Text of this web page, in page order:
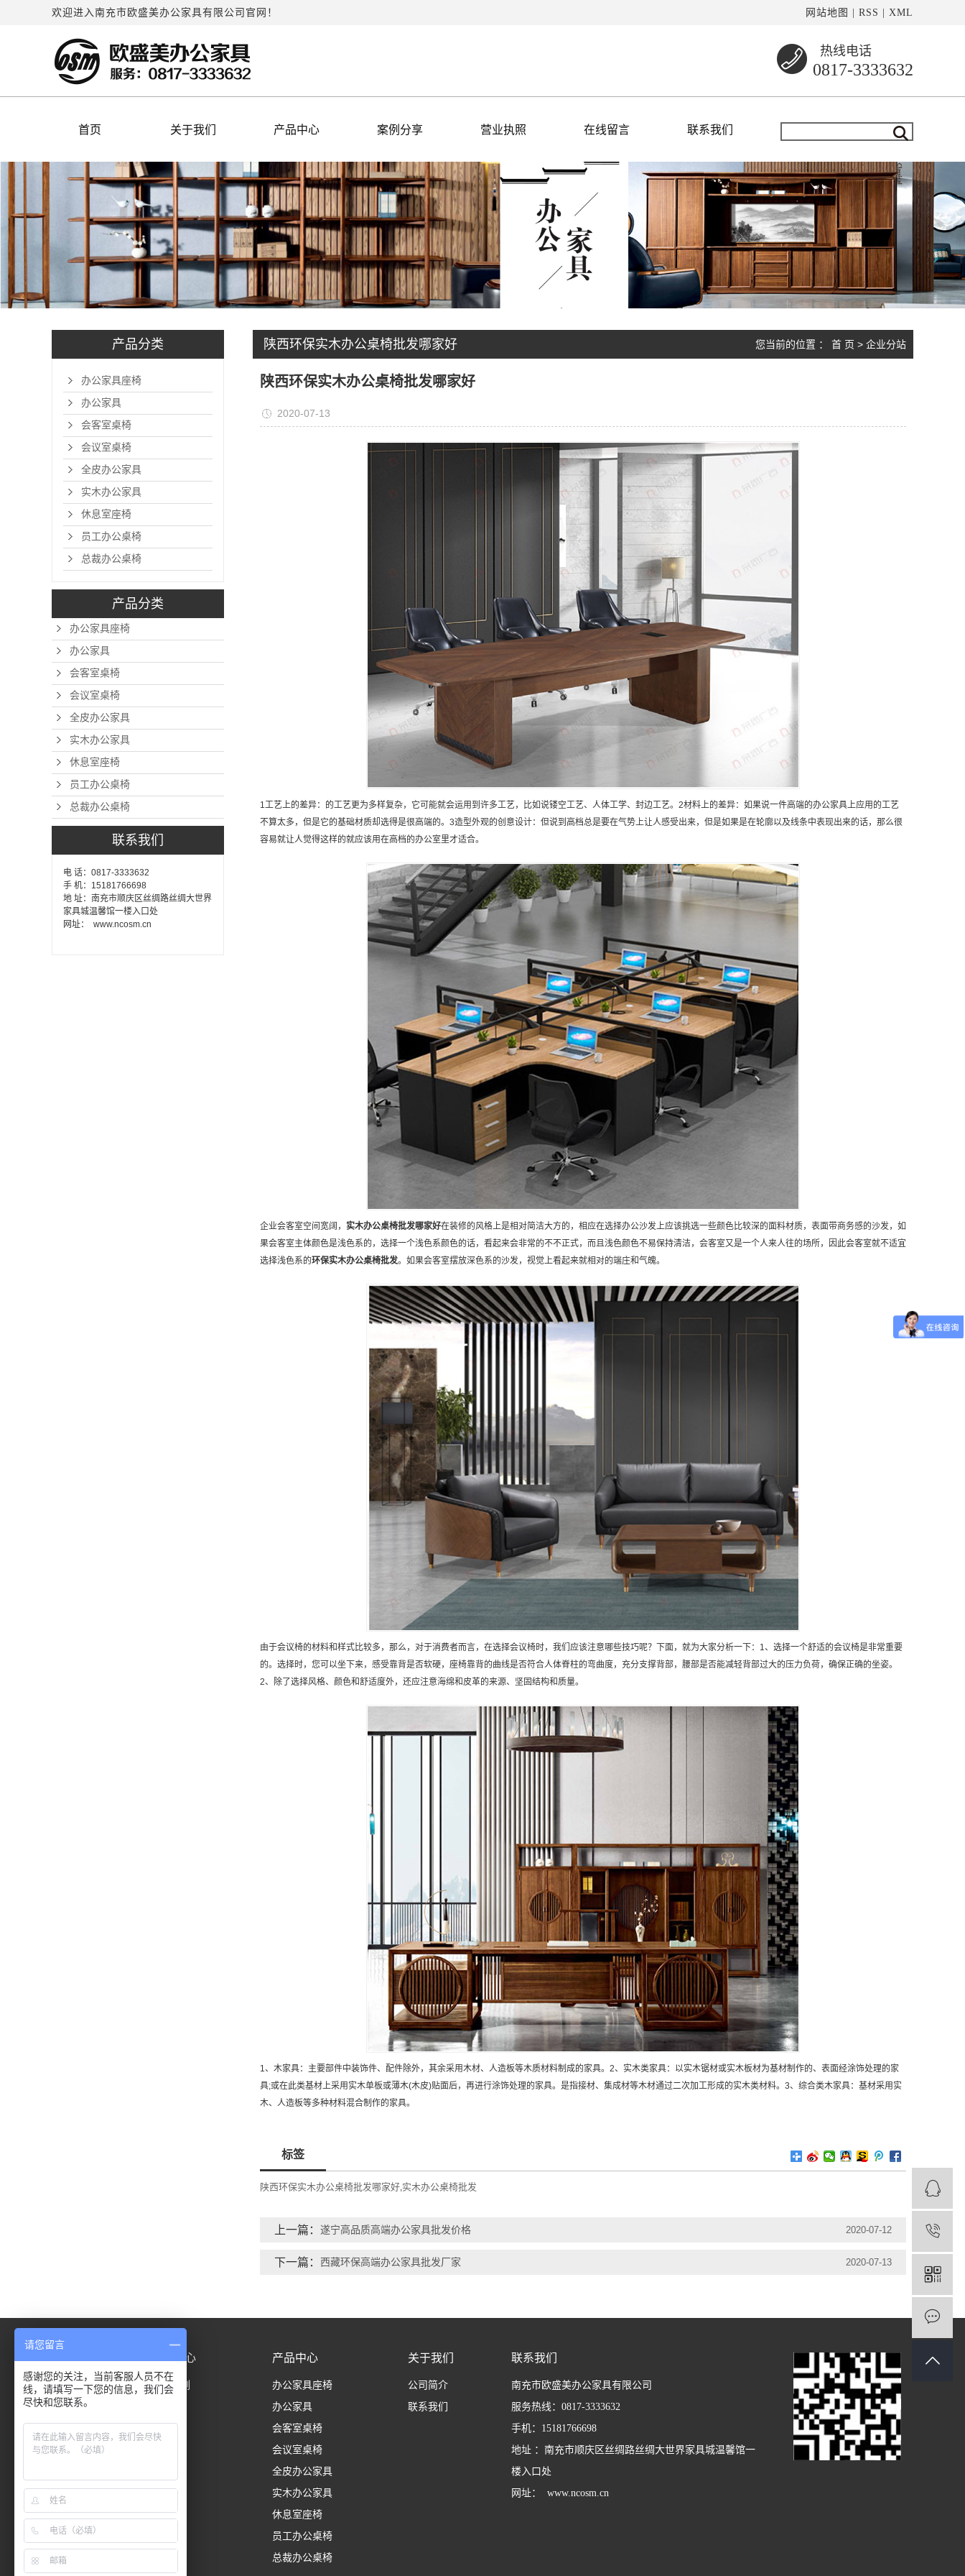
欢迎进入南充市欧盛美办公家具有限公司官网！ 网站地图 RSS XML
热线电话
0817-3333632
首页 关于我们 产品中心 案例分享 营业执照 在线留言 联系我们
产品分类
办公家具座椅
办公家具
会客室桌椅
会议室桌椅
全皮办公家具
实木办公家具
休息室座椅
员工办公桌椅
总裁办公桌椅
产品分类
办公家具座椅
办公家具
会客室桌椅
会议室桌椅
全皮办公家具
实木办公家具
休息室座椅
员工办公桌椅
总裁办公桌椅
联系我们
电 话：0817-3333632
手 机：15181766698
地 址：南充市顺庆区丝绸路丝绸大世界
家具城温馨馆一楼入口处
网址： www.ncosm.cn
陕西环保实木办公桌椅批发哪家好 您当前的位置 ： 首 页 > 企业分站
陕西环保实木办公桌椅批发哪家好
2020-07-13
1工艺上的差异：的工艺更为多样复杂，它可能就会运用到许多工艺，比如说镂空工艺、人体工学、封边工艺。2材料上的差异：如果说一件高端的办公家具上应用的工艺
不算太多，但是它的基础材质却选得是很高端的。3造型外观的创意设计：但说到高档总是要在气势上让人感受出来，但是如果是在轮廓以及线条中表现出来的话，那么很
容易就让人觉得这样的就应该用在高档的办公室里才适合。
企业会客室空间宽阔， 实木办公桌椅批发哪家好在装修的风格上是相对简洁大方的，相应在选择办公沙发上应该挑选一些颜色比较深的面料材质，表面带商务感的沙发，如
果会客室主体颜色是浅色系的，选择一个浅色系颜色的话，看起来会非常的不不正式，而且浅色颜色不易保持清洁，会客室又是一个人来人往的场所，因此会客室就不适宜
选择浅色系的环保实木办公桌椅批发。如果会客室摆放深色系的沙发，视觉上看起来就相对的端庄和气魄。
由于会议椅的材料和样式比较多，那么，对于消费者而言，在选择会议椅时，我们应该注意哪些技巧呢？下面，就为大家分析一下：1、选择一个舒适的会议椅是非常重要
的。选择时，您可以坐下来，感受靠背是否软硬，座椅靠背的曲线是否符合人体脊柱的弯曲度，充分支撑背部，腰部是否能减轻背部过大的压力负荷，确保正确的坐姿。
2、除了选择风格、颜色和舒适度外，还应注意海绵和皮革的来源、坚固结构和质量。
1、木家具：主要部件中装饰件、配件除外，其余采用木材、人造板等木质材料制成的家具。2、实木类家具：以实木锯材或实木板材为基材制作的、表面经涂饰处理的家
具;或在此类基材上采用实木单板或薄木(木皮)贴面后，再进行涂饰处理的家具。是指接材、集成材等木材通过二次加工形成的实木类材料。3、综合类木家具：基材采用实
木、人造板等多种材料混合制作的家具。
标签
陕西环保实木办公桌椅批发哪家好,实木办公桌椅批发
上一篇： 遂宁高品质高端办公家具批发价格 2020-07-12
下一篇： 西藏环保高端办公家具批发厂家 2020-07-13
案例中心
成功案例
产品中心
办公家具座椅
办公家具
会客室桌椅
会议室桌椅
全皮办公家具
实木办公家具
休息室座椅
员工办公桌椅
总裁办公桌椅
关于我们
公司简介
联系我们
联系我们
南充市欧盛美办公家具有限公司
服务热线：0817-3333632
手机：15181766698
地址 ：南充市顺庆区丝绸路丝绸大世界家具城温馨馆一
楼入口处
网址： www.ncosm.cn
请您留言
感谢您的关注，当前客服人员不在
线，请填写一下您的信息，我们会
尽快和您联系。